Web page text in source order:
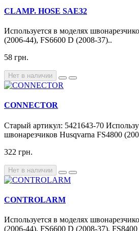
CLAMP. HOSE SAE32
Используется в моделях
(2006-44), FS6600 D (2008-37)..
58 грн.
Нет в наличии
CONNECTOR
Старый артикул: 5421643-70
швонарезчиков Husqvarna FS4800
322 грн.
Нет в наличии
CONTROLARM
Используется в моделях
(2006-44), FS6600 D (2008-37),